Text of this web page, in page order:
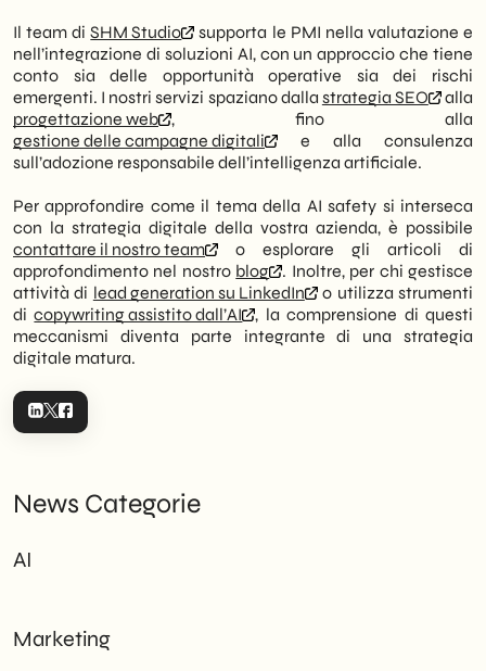
Il team diSHM Studio
supporta le PMI nella valutazione e
nell’integrazione di soluzioni AI, con un approccio che tiene
conto sia delle opportunità operative sia dei rischi
emergenti. I nostri servizi spaziano dalla strategia SEO
alla
progettazione web
, fino alla
gestione delle campagne digitali
e alla consulenza
sull’adozione responsabile dell’intelligenza artificiale.
Per approfondire come il tema della AI safety si interseca
con la strategia digitale della vostra azienda, è possibile
contattare il nostro team
o esplorare gli articoli di
approfondimento nel nostro blog
. Inoltre, per chi gestisce
attività di lead generation su LinkedIn
o utilizza strumenti
dicopywriting assistito dall’AI
, la comprensione di questi
meccanismi diventa parte integrante di una strategia
digitale matura.
News Categorie
AI
Marketing